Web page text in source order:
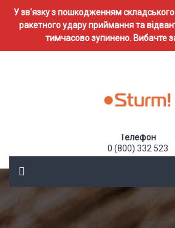
У зв'язку з пошкодженням
ракетного удару приймання та
тимчасово зупинено. Вибачте
Телефон
0 (800) 332 523